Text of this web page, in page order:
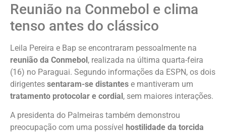
Reunião na Conmebol e clima
tenso antes do clássico
Leila Pereira e Bap se encontraram pessoalmente na
reunião da Conmebol, realizada na última quarta-feira
(16) no Paraguai. Segundo informações da ESPN, os dois
dirigentes sentaram-se distantes e mantiveram um
tratamento protocolar e cordial, sem maiores interações.
A presidenta do Palmeiras também demonstrou
preocupação com uma possível hostilidade da torcida